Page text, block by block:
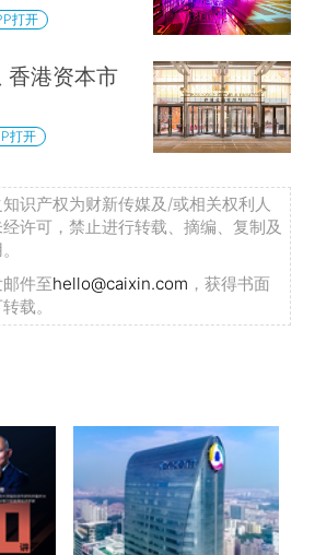
打开
香港资本市
打开
识产权为财新传媒及/或相关权利人
许可，禁止进行转载、摘编、复制及
件至hello@caixin.com ，获得书面
载。